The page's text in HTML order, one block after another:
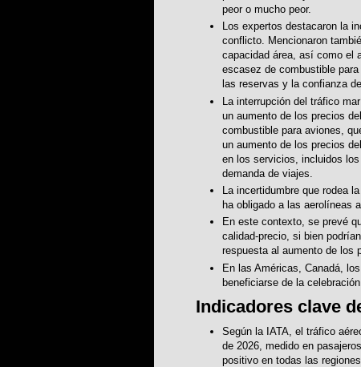
peor o mucho peor.
Los expertos destacaron la
conflicto. Mencionaron
capacidad área, así como el
escasez de combustible
las reservas y la confianza
La interrupción del tráfico
un aumento de los precios
combustible para aviones,
un aumento de los precios
en los servicios, incluidos
demanda de viajes.
La incertidumbre que rodea
ha obligado a las aerolíneas
En este contexto, se prevé
calidad-precio, si bien
respuesta al aumento de los
En las Américas, Canadá,
beneficiarse de la
Indicadores clave
Según la IATA, el tráfico
de 2026, medido en
positivo en todas las